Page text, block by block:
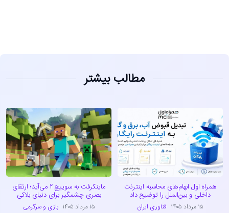
مطالب بیشتر
همراه اول ابهام‌های محاسبه اینترنت
داخلی و بین‌الملل را توضیح داد
۱۵ مرداد ۱۴۰۵ فناوری ایران
ماینکرفت به سوییچ ۲ می‌آید؛ ارتقای
بصری چشمگیر برای دنیای بلاکی
۱۵ مرداد ۱۴۰۵ بازی و سرگرمی